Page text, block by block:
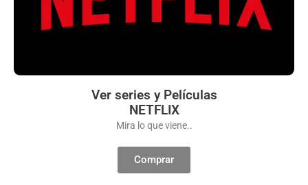
Ver series y Películas
NETFLIX
Mira lo que viene..
Comprar